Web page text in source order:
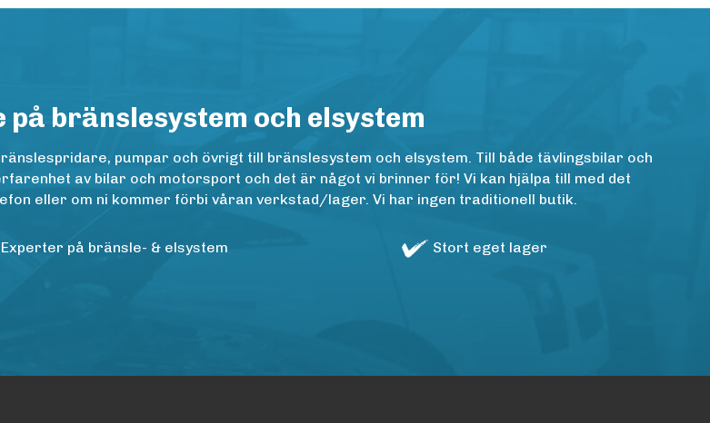
på bränslesystem och elsystem
pumpar och övrigt till bränslesystem och elsystem. Till både tävlingsbilar och
av bilar och motorsport och det är något vi brinner för! Vi kan hjälpa till med det
eller om ni kommer förbi våran verkstad/lager. Vi har ingen traditionell butik.
Experter på bränsle- & elsystem Stort eget lager